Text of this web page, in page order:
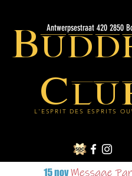
L'ESPRIT DES ESPRITS
Antwerpsestraat 420 2850